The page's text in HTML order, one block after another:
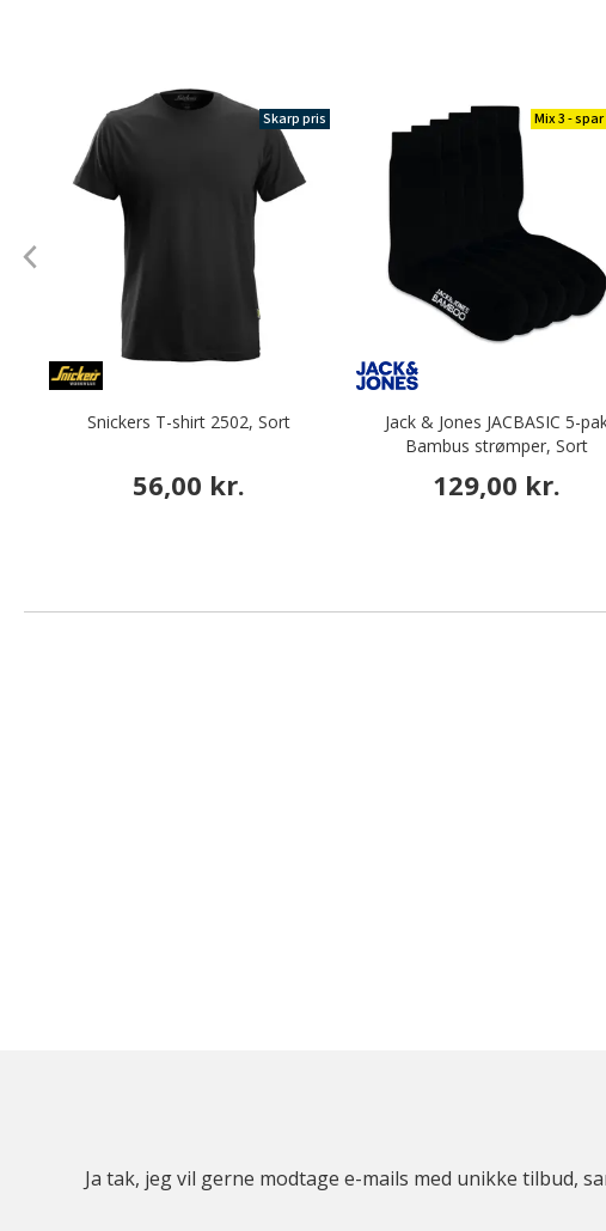
Skarp pris
Snickers T-shirt 2502, Sort
56,00 kr.
Mix 3 -
Jack & Jones JACBASIC 5-
Bambus strømper, Sort
129,00 kr.
Ja tak, jeg vil gerne modtage e-mails med unikke